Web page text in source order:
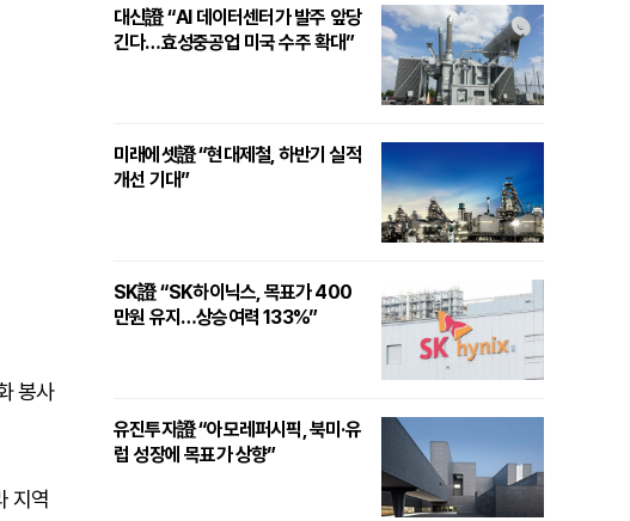
봉사
지역
대신證 “AI 데이터센터가 발주 앞당
긴다…효성중공업 미국 수주 확대”
미래에셋證 “현대제철, 하반기 실적
개선 기대”
SK證 “SK하이닉스, 목표가 400
만원 유지…상승여력 133%”
유진투자證 “아모레퍼시픽, 북미·유
럽 성장에 목표가 상향”